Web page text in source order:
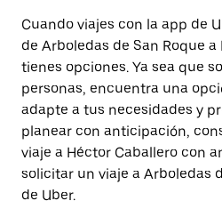
Cuando viajes con la app de
de Arboledas de San Roque
tienes opciones. Ya sea que
personas, encuentra una
adapte a tus necesidades y
planear con anticipación,
viaje a Héctor Caballero con
solicitar un viaje a Arboledas
de Uber.